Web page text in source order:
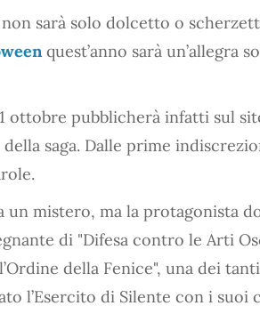
non sarà solo dolcetto o
quest’anno sarà un’allegra
ottobre pubblicherà infatti sul
saga. Dalle prime
mistero, ma la protagonista
di "Difesa contro le Arti
della Fenice", una dei
l’Esercito di Silente con i suoi